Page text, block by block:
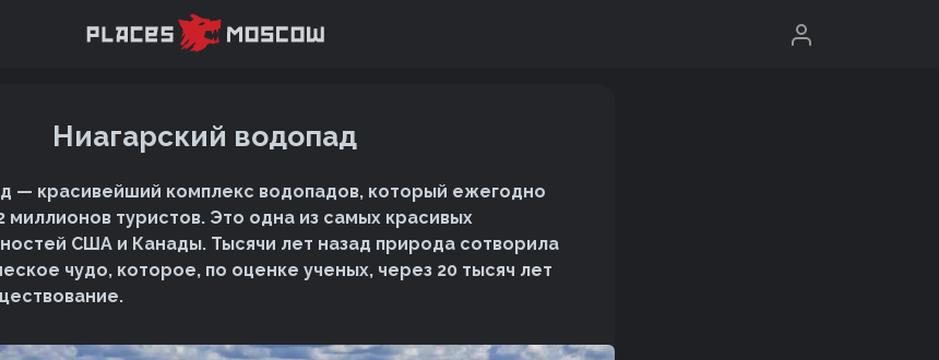
Ниагарский водопад
— красивейший комплекс водопадов, который ежегодно
туристов. Это одна из самых красивых
США и Канады. Тысячи лет назад природа сотворила
чудо, которое, по оценке ученых, через 20 тысяч лет